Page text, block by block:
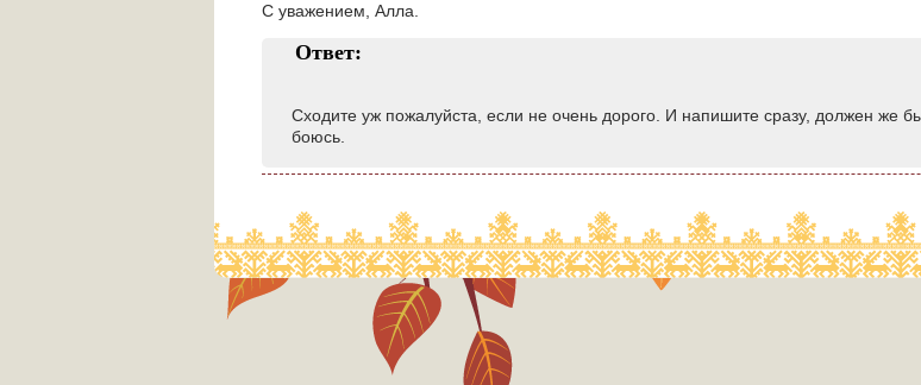
С уважением, Алла.
Ответ:
Сходите уж пожалуйста, если не очень дорого. И напишите сразу, должен же
боюсь.